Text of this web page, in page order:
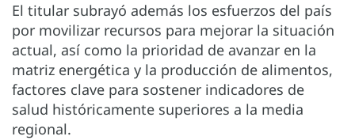
El titular subrayó además los esfuerzos del país
por movilizar recursos para mejorar la situación
actual, así como la prioridad de avanzar en la
matriz energética y la producción de alimentos,
factores clave para sostener indicadores de
salud históricamente superiores a la media
regional.